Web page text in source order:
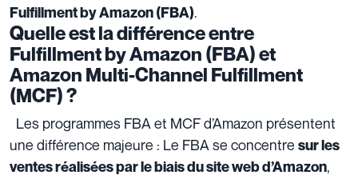
Fulfillment by Amazon (FBA).
Quelle est la différence entre
Fulfillmentby Amazon (FBA) et
Amazon Multi-Channel Fulfillment
(MCF) ?
Les programmes FBA et MCF d’Amazon présentent
une différence majeure : Le FBA se concentre sur les
ventes réalisées par le biais du site web d’Amazon,